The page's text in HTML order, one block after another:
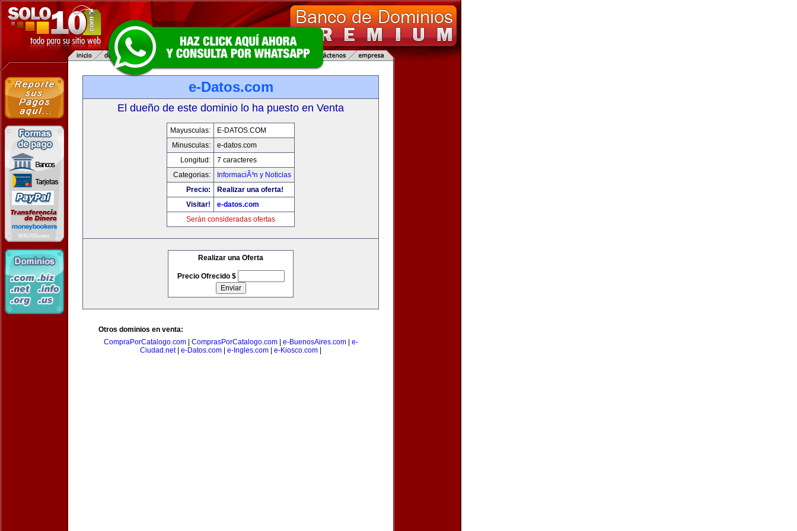
e-Datos.com
El dueño de este dominio lo ha puesto en Venta
Mayusculas:
E-DATOS.COM
Minusculas:
e-datos.com
Longitud:
7 caracteres
Categorias:
InformaciÃ³n y Noticias
Precio:
Realizar una oferta!
Visitar!
e-datos.com
Serán consideradas ofertas
Realizar una Oferta
Precio Ofrecido $
Otros dominios en venta:
CompraPorCatalogo.com| ComprasPorCatalogo.com| e-BuenosAires.com| e-
Ciudad.net| e-Datos.com e-Ingles.com e-Kiosco.com